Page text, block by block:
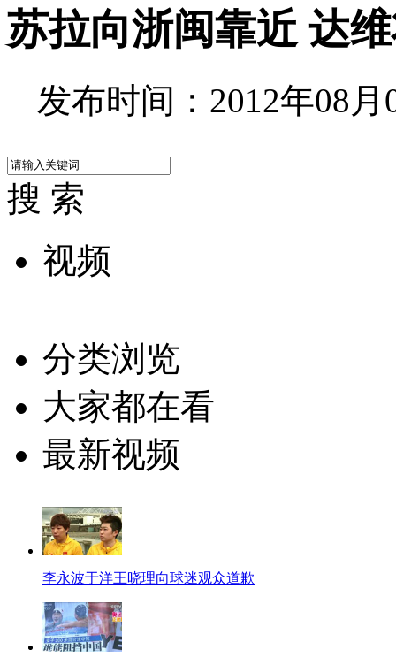
苏拉向浙闽靠近 达
发布时间：2012年08月
搜 索
视频
分类浏览
大家都在看
最新视频
李永波于洋王晓理向球迷观众道歉